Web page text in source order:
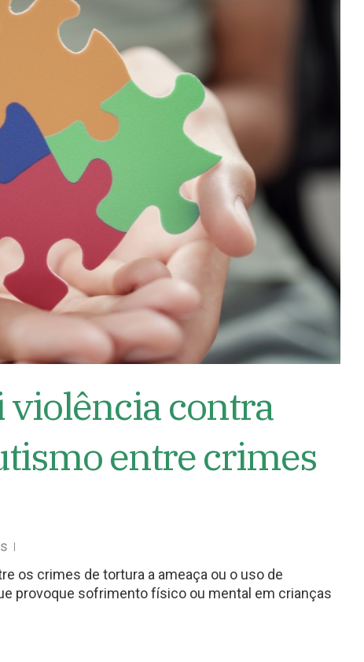
violência contra
entre crimes
os crimes de tortura a ameaça ou o uso de
provoque sofrimento físico ou mental em crianças